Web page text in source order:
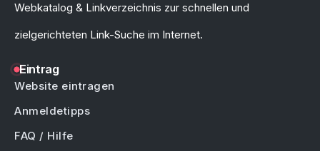
Webkatalog & Linkverzeichnis zur schnellen und
zielgerichteten Link-Suche im Internet.
Eintrag
Website eintragen
Anmeldetipps
FAQ / Hilfe